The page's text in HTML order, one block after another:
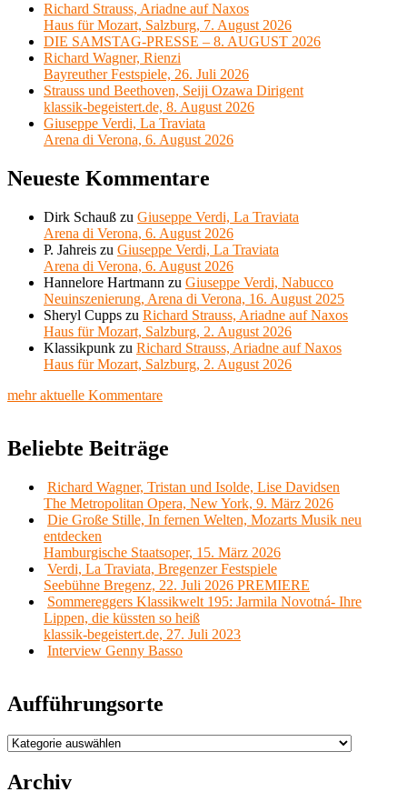
Richard Strauss, Ariadne auf Naxos
Haus für Mozart, Salzburg, 7. August 2026
DIE SAMSTAG-PRESSE – 8. AUGUST 2026
Richard Wagner, Rienzi
Bayreuther Festspiele, 26. Juli 2026
Strauss und Beethoven, Seiji Ozawa Dirigent
klassik-begeistert.de, 8. August 2026
Giuseppe Verdi, La Traviata
Arena di Verona, 6. August 2026
Neueste Kommentare
Dirk Schauß zu Giuseppe Verdi, La Traviata
Arena di Verona, 6. August 2026
P. Jahreis zu Giuseppe Verdi, La Traviata
Arena di Verona, 6. August 2026
Hannelore Hartmann zu Giuseppe Verdi, Nabucco
Neuinszenierung, Arena di Verona, 16. August 2025
Sheryl Cupps zu Richard Strauss, Ariadne auf Naxos
Haus für Mozart, Salzburg, 2. August 2026
Klassikpunk zu Richard Strauss, Ariadne auf Naxos
Haus für Mozart, Salzburg, 2. August 2026
mehr aktuelle Kommentare
Beliebte Beiträge
Richard Wagner, Tristan und Isolde, Lise Davidsen
The Metropolitan Opera, New York, 9. März 2026
Die Große Stille, In fernen Welten, Mozarts Musik neu
entdecken
Hamburgische Staatsoper, 15. März 2026
Verdi, La Traviata, Bregenzer Festspiele
Seebühne Bregenz, 22. Juli 2026 PREMIERE
Sommereggers Klassikwelt 195: Jarmila Novotná- Ihre
Lippen, die küssten so heiß
klassik-begeistert.de, 27. Juli 2023
Interview Genny Basso
Aufführungsorte
Aufführungsorte
Archiv